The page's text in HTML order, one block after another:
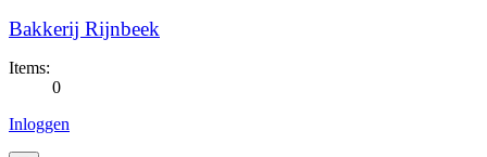
Bakkerij Rijnbeek
Items:
0
Inloggen